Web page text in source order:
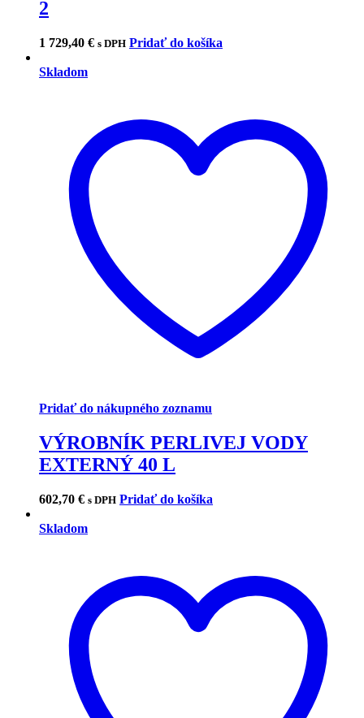
2
1 729,40 € s DPH Pridať do košíka
Skladom
Pridať do nákupného zoznamu
VÝROBNÍK PERLIVEJ VODY
EXTERNÝ 40 L
602,70 € s DPH Pridať do košíka
Skladom